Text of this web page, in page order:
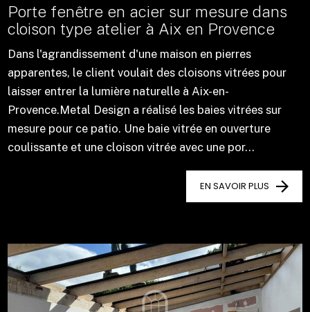
Porte fenêtre en acier sur mesure dans
cloison type atelier à Aix en Provence
Dans l'agrandissement d'une maison en pierres
apparentes, le client voulait des cloisons vitrées pour
laisser entrer la lumière naturelle à Aix-en-
Provence.Metal Design a réalisé les baies vitrées sur
mesure pour ce patio. Une baie vitrée en ouverture
coulissante et une cloison vitrée avec une por...
EN SAVOIR PLUS